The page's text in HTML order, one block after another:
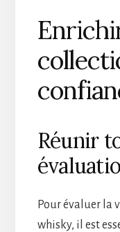
Réunir
Pour évaluer la
whisky, il est